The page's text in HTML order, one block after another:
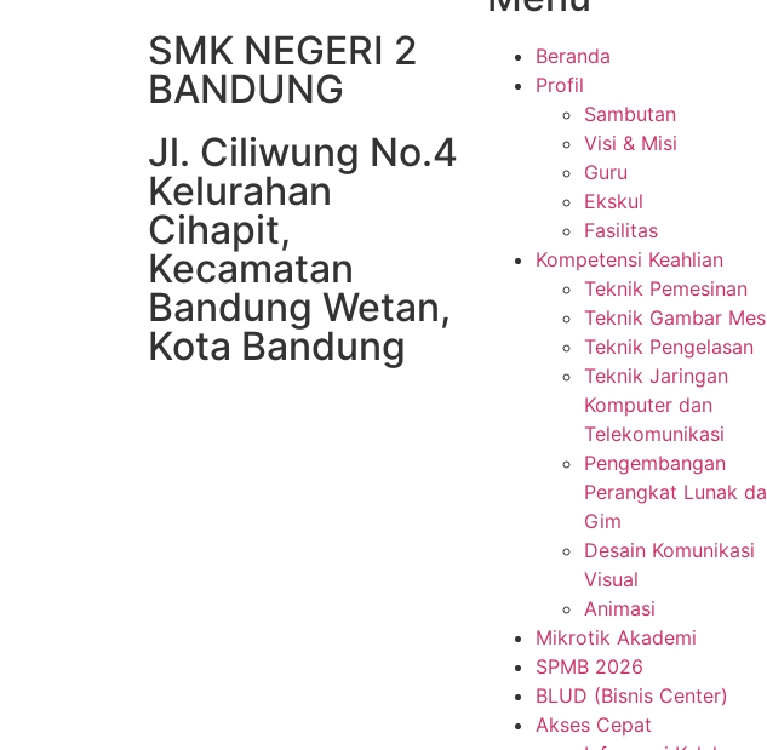
SMK NEGERI 2
BANDUNG
Jl. Ciliwung No.4
Kelurahan
Cihapit,
Kecamatan
Bandung Wetan,
Kota Bandung
Beranda
Profil
Sambutan
Visi & Misi
Guru
Ekskul
Fasilitas
Kompetensi Keahlian
Teknik Pemesinan
Teknik Gambar
Teknik Pengelasan
Teknik Jaringan
Komputer dan
Telekomunikasi
Pengembangan
Perangkat Lunak
Gim
Desain Komunikasi
Visual
Animasi
Mikrotik Akademi
SPMB 2026
BLUD (Bisnis Center)
Akses Cepat